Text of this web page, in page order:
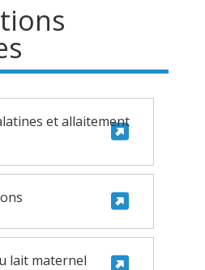
et allaitement
lait maternel